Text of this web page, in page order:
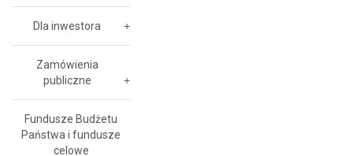
Dla inwestora
Zamówienia
publiczne
Fundusze Budżetu
Państwa i fundusze
celowe